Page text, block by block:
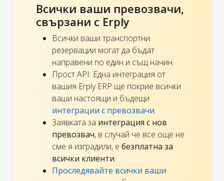
Всички ваши превозвачи,
свързани с Erply
Всички ваши транспортни
резервации могат да бъдат
направени по един и същ начин.
Прост API: Една интеграция от
вашия Erply ERP ще покрие всички
ваши настоящи и бъдещи
интеграции с превозвачи.
Заявката за интеграция с нов
превозвач, в случай че все още не
сме я изградили, е безплатна за
всички клиенти.
Проследявайте всички ваши